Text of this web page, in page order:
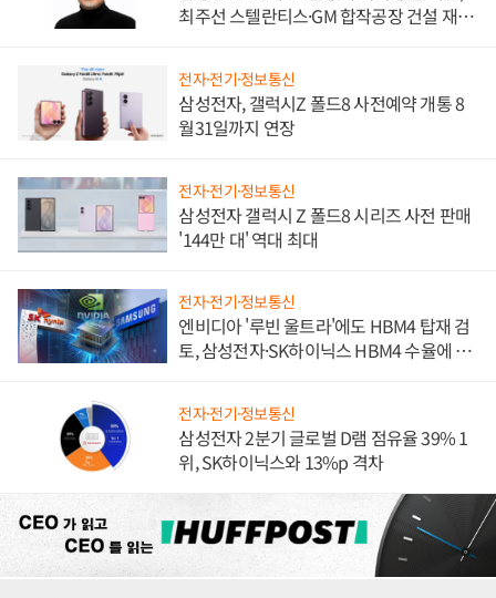
최주선 스텔란티스·GM 합작공장 건설 재추
전자·전기·정보통신
삼성전자, 갤럭시Z 폴드8 사전예약 개통 8
월31일까지 연장
전자·전기·정보통신
삼성전자 갤럭시 Z 폴드8 시리즈 사전 판매
'144만 대' 역대 최대
전자·전기·정보통신
엔비디아 '루빈 울트라'에도 HBM4 탑재 검
토, 삼성전자·SK하이닉스 HBM4 수율에 주
전자·전기·정보통신
삼성전자 2분기 글로벌 D램 점유율 39% 1
위, SK하이닉스와 13%p 격차